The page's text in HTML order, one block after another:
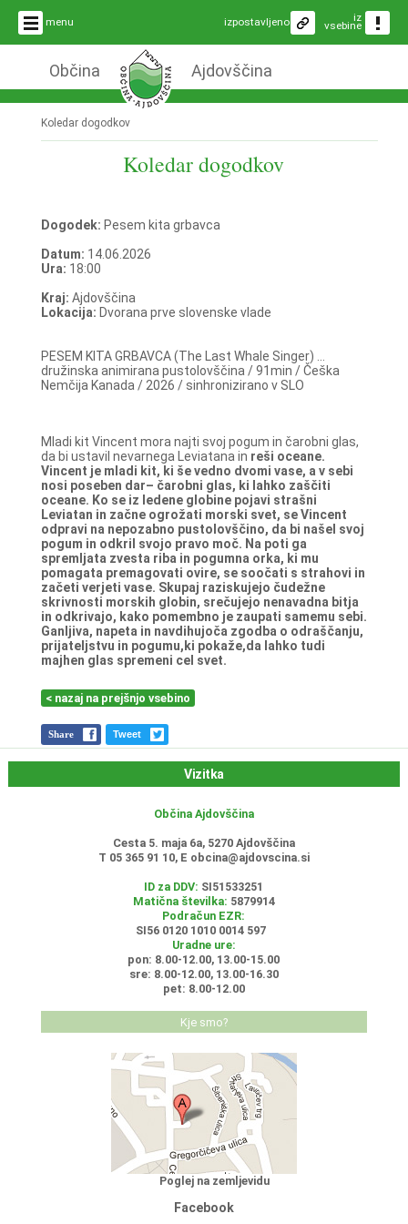
menu iz
vsebine
izpostavljeno
Občina Ajdovščina
Koledar dogodkov
Koledar dogodkov
Dogodek: Pesem kita grbavca
Datum: 14.06.2026
Ura: 18:00
Kraj: Ajdovščina
Lokacija: Dvorana prve slovenske vlade
PESEM KITA GRBAVCA (The Last Whale Singer) ...
družinska animirana pustolovščina / 91min / Češka
Nemčija Kanada / 2026 / sinhronizirano v SLO
Mladi kit Vincent mora najti svoj pogum in čarobni glas,
da bi ustavil nevarnega Leviatana in reši oceane.
Vincent je mladi kit, ki še vedno dvomi vase, a v sebi
nosi poseben dar– čarobni glas, ki lahko zaščiti
oceane. Ko se iz ledene globine pojavi strašni
Leviatan in začne ogrožati morski svet, se Vincent
odpravi na nepozabno pustolovščino, da bi našel svoj
pogum in odkril svojo pravo moč. Na poti ga
spremljata zvesta riba in pogumna orka, ki mu
pomagatapremagovati ovire, se soočati s strahovi in
začeti verjeti vase. Skupaj raziskujejo čudežne
skrivnosti morskih globin, srečujejo nenavadna bitja
in odkrivajo, kako pomembno jezaupati samemu sebi.
Ganljiva, napeta in navdihujoča zgodba o odraščanju,
prijateljstvu in pogumu,ki pokaže,da lahko tudi
majhen glas spremeni cel svet.
< nazaj na prejšnjo vsebino
Share Tweet
Vizitka
Občina Ajdovščina
Cesta 5. maja 6a, 5270 Ajdovščina
T 05 365 91 10, E obcina@ajdovscina.si
ID za DDV: SI51533251
Matična številka: 5879914
Podračun EZR:
SI56 0120 1010 0014 597
Uradne ure:
pon: 8.00-12.00, 13.00-15.00
sre: 8.00-12.00, 13.00-16.30
pet: 8.00-12.00
Kje smo?
Poglej na zemljevidu
Facebook